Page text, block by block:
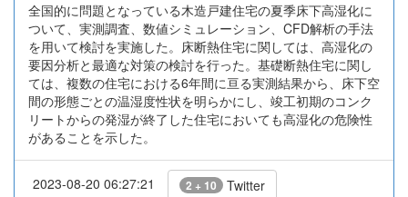
全国的に問題となっている木造戸建住宅の夏季床下高湿化に
ついて、実測調査、数値シミュレーション、CFD解析の手法
を用いて検討を実施した。床断熱住宅に関しては、高湿化の
要因分析と最適な対策の検討を行った。基礎断熱住宅に関し
ては、複数の住宅における6年間に亘る実測結果から、床下空
間の形態ごとの温湿度性状を明らかにし、竣工初期のコンク
リートからの発湿が終了した住宅においても高湿化の危険性
があることを示した。
2023-08-20 06:27:21 2 + 10 Twitter